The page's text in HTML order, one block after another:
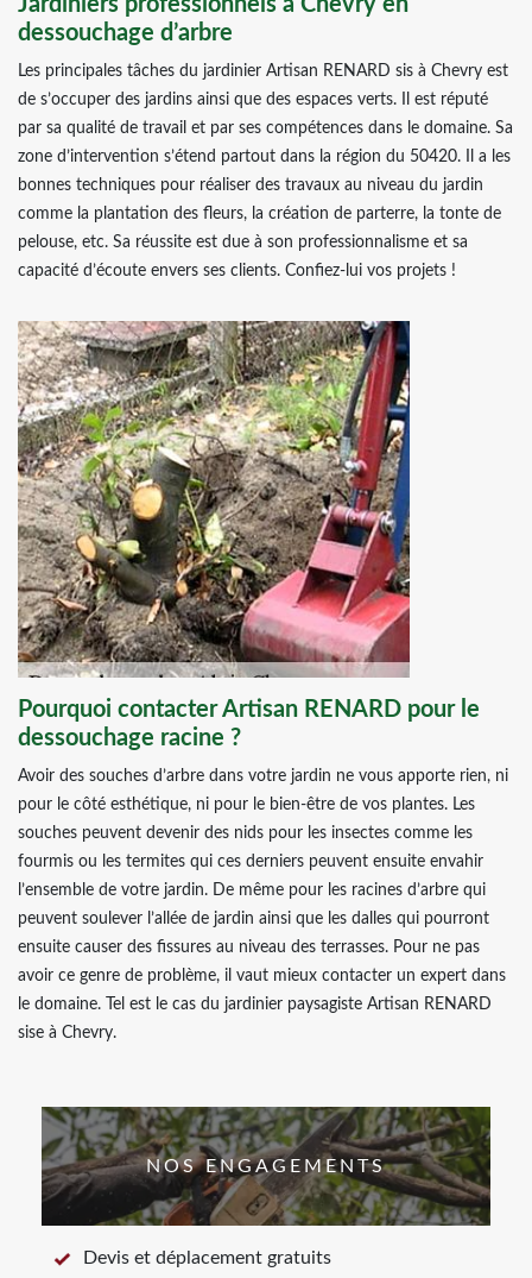
Jardiniers professionnels à Chevry en
dessouchage d’arbre
Les principales tâches du jardinier Artisan RENARD sis à Chevry est
de s’occuper des jardins ainsi que des espaces verts. Il est réputé
par sa qualité de travail et par ses compétences dans le domaine. Sa
zone d’intervention s’étend partout dans la région du 50420. Il a les
bonnes techniques pour réaliser des travaux au niveau du jardin
comme la plantation des fleurs, la création de parterre, la tonte de
pelouse, etc. Sa réussite est due à son professionnalisme et sa
capacité d’écoute envers ses clients. Confiez-lui vos projets !
Pourquoi contacter Artisan RENARD pour le
dessouchage racine ?
Avoir des souches d’arbre dans votre jardin ne vous apporte rien, ni
pour le côté esthétique, ni pour le bien-être de vos plantes. Les
souches peuvent devenir des nids pour les insectes comme les
fourmis ou les termites qui ces derniers peuvent ensuite envahir
l’ensemble de votre jardin. De même pour les racines d’arbre qui
peuvent soulever l’allée de jardin ainsi que les dalles qui pourront
ensuite causer des fissures au niveau des terrasses. Pour ne pas
avoir ce genre de problème, il vaut mieux contacter un expert dans
le domaine. Tel est le cas du jardinier paysagiste Artisan RENARD
sise à Chevry.
NOS ENGAGEMENTS
Devis et déplacement gratuits